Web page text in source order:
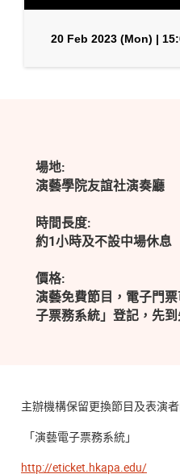
20 Feb 2023 (Mon) |
場地:
演藝學院友誼社演奏廳
時間長度:
約1小時及不設中場休息
價格:
演藝免費節目，電子門
子票務系統」登記，先到
主辦機構保留更換節目及表演者
「演藝電子票務系統」
http://eticket.hkapa.edu/